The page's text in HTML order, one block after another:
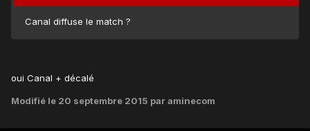
Canal diffuse le match ?
oui Canal + décalé
Modifié le 20 septembre 2015 par aminecom